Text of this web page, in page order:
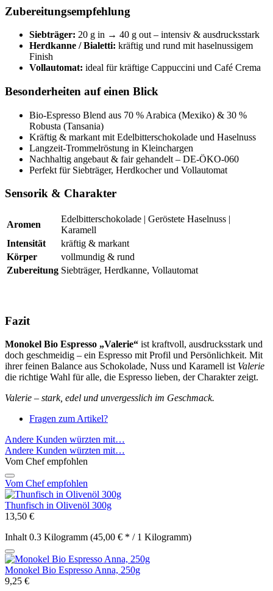
Zubereitungsempfehlung
Siebträger: 20 g in → 40 g out – intensiv & ausdrucksstark
Herdkanne / Bialetti: kräftig und rund mit haselnussigem
Finish
Vollautomat: ideal für kräftige Cappuccini und Café Crema
Besonderheiten auf einen Blick
Bio-Espresso Blend aus 70 % Arabica (Mexiko) & 30 %
Robusta (Tansania)
Kräftig & markant mit Edelbitterschokolade und Haselnuss
Langzeit-Trommelröstung in Kleinchargen
Nachhaltig angebaut & fair gehandelt – DE-ÖKO-060
Perfekt für Siebträger, Herdkocher und Vollautomat
Sensorik & Charakter
Aromen
Edelbitterschokolade | Geröstete Haselnuss |
Karamell
Intensität
kräftig & markant
Körper
vollmundig & rund
Zubereitung Siebträger, Herdkanne, Vollautomat
Fazit
Monokel Bio Espresso „Valerie“ ist kraftvoll, ausdrucksstark und
doch geschmeidig – ein Espresso mit Profil und Persönlichkeit. Mit
ihrer feinen Balance aus Schokolade, Nuss und Karamell ist Valerie
die richtige Wahl für alle, die Espresso lieben, der Charakter zeigt.
Valerie – stark, edel und unvergesslich im Geschmack.
Fragen zum Artikel?
Andere Kunden würzten mit…
Andere Kunden würzten mit…
Vom Chef empfohlen
Vom Chef empfohlen
Thunfisch in Olivenöl 300g
13,50 €
Inhalt 0.3 Kilogramm (45,00 € * / 1 Kilogramm)
Monokel Bio Espresso Anna, 250g
9,25 €